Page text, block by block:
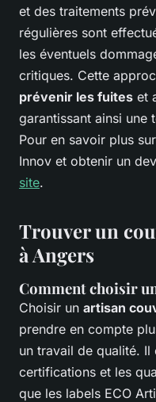
et des traitements
régulières sont
les éventuels
critiques. Cette
prévenir les fuites et
garantissant ainsi une
Pour en savoir plus
Innov et obtenir un
site.
Trouver un
à Angers
Comment choisir
Choisir un artisan
prendre en compte
un travail de qualité.
certifications et les
que les labels ECO